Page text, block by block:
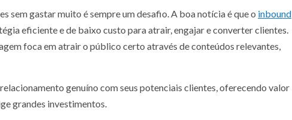
sem gastar muito é sempre um desafio. A boa notícia é que o inbound
eficiente e de baixo custo para atrair, engajar e converter clientes.
foca em atrair o público certo através de conteúdos relevantes,
genuíno com seus potenciais clientes, oferecendo valor
grandes investimentos.